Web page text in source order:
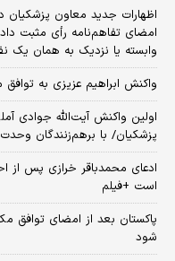
امضای تفاهم‌نامه رأی مثبت
وابسته یا نزدیک به همان یک
واکنش ابراهیم عزیزی به
اولین واکنش آیت‌الله جوادی
پزشکیان/ با برهم‌زنندگان
ادعای محمدباقر خرازی پس از
است +فیلم
پاکستان بعد از امضای توافق
شود